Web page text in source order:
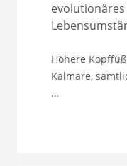
Höhere
Kalmare,
…